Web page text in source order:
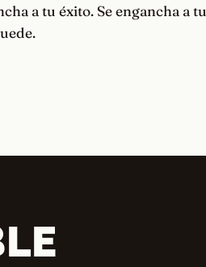
a tu éxito. Se engancha a tu